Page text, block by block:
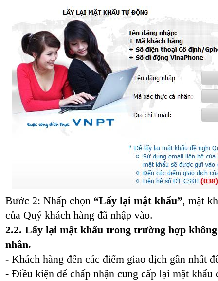
Bước 2: Nhấp chọn “Lấy lại mật khẩu”, mật
của Quý khách hàng đã nhập vào.
2.2. Lấy lại mật khẩu trong trường hợp
nhân.
- Khách hàng đến các điểm giao dịch gần nhất
- Điều kiện để chấp nhận cung cấp lại mật khẩu